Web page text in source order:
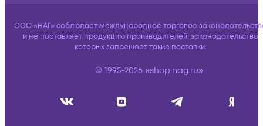
ООО «НАГ» соблюдает международное торговое
и не поставляет продукцию производителей, законодательство
которых запрещает такие поставки.
© 1995-2026 «shop.nag.ru»